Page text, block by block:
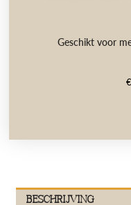
Geschikt voor
€
Beschrijving